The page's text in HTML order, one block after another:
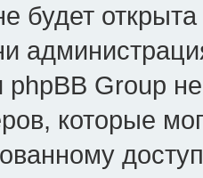
будет
Group
которые